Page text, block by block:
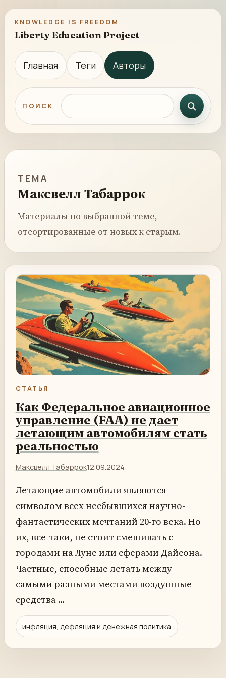
KNOWLEDGE IS FREEDOM
Liberty Education Project
Главная Теги Авторы
ПОИСК Поиск по сайту
ТЕМА
Максвелл Табаррок
Материалы по выбранной теме,
отсортированные от новых к старым.
СТАТЬЯ
Как Федеральное авиационное
управление (FAA) не дает
летающим автомобилям стать
реальностью
Максвелл Табаррок12.09.2024
Летающие автомобили являются
символом всех несбывшихся научно-
фантастических мечтаний 20-го века. Но
их, все-таки, не стоит смешивать с
городами на Луне или сферами Дайсона.
Частные, способные летать между
самыми разными местами воздушные
средства …
инфляция, дефляция и денежная политика